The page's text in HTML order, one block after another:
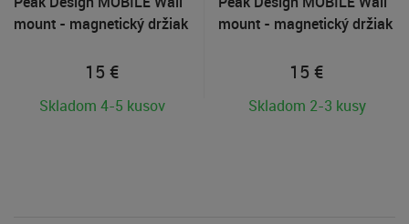
mount - magnetický držiak
15 €
Skladom 4-5 kusov
mount - magnetický držiak
15 €
Skladom 2-3 kusy